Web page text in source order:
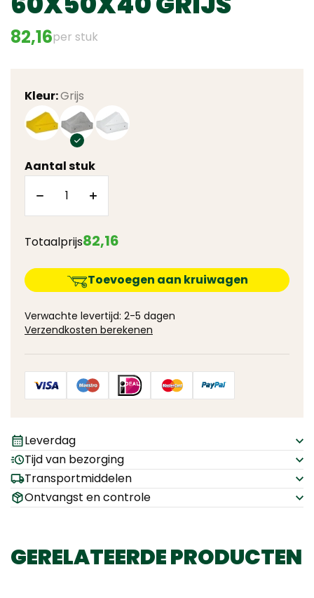
82,16per stuk
Kleur:Grijs
Aantal stuk
Totaalprijs82,16
Toevoegen aan kruiwagen
Verwachte levertijd: 2-5 dagen
Verzendkosten berekenen
Leverdag
Tijd van bezorging
Transportmiddelen
Ontvangst en controle
GERELATEERDE PRODUCTEN